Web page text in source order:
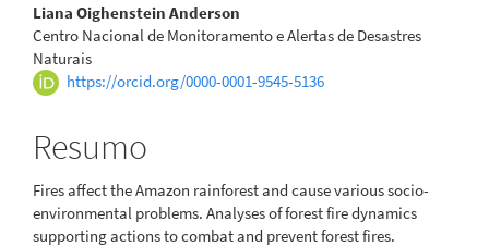
Liana Oighenstein Anderson
Centro Nacional de Monitoramento e Alertas de Desastres
Naturais
https://orcid.org/0000-0001-9545-5136
Resumo
Fires affect the Amazon rainforest and cause various socio-
environmental problems. Analyses of forest fire dynamics
supporting actions to combat and prevent forest fires.